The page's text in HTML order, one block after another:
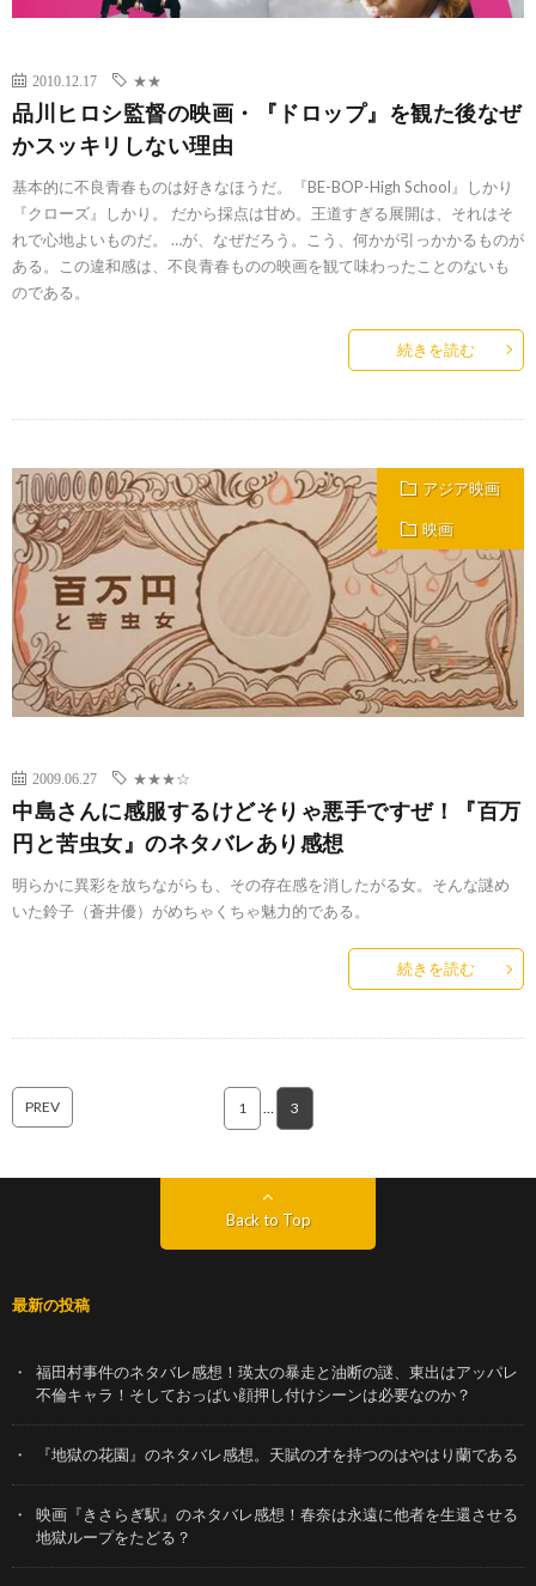
2010.12.17 ★★
品川ヒロシ監督の映画・『ドロップ』を観た後なぜ
かスッキリしない理由
基本的に不良青春ものは好きなほうだ。『BE-BOP-High School』しかり
『クローズ』しかり。 だから採点は甘め。王道すぎる展開は、それはそ
れで心地よいものだ。 …が、なぜだろう。こう、何かが引っかかるものが
ある。この違和感は、不良青春ものの映画を観て味わったことのないも
のである。
続きを読む
アジア映画
映画
2009.06.27 ★★★☆
中島さんに感服するけどそりゃ悪手ですぜ！『百万
円と苦虫女』のネタバレあり感想
明らかに異彩を放ちながらも、その存在感を消したがる女。そんな謎め
いた鈴子（蒼井優）がめちゃくちゃ魅力的である。
続きを読む
PREV 1 … 3
Back to Top
最新の投稿
福田村事件のネタバレ感想！瑛太の暴走と油断の謎、東出はアッパレ
不倫キャラ！そしておっぱい顔押し付けシーンは必要なのか？
『地獄の花園』のネタバレ感想。天賦の才を持つのはやはり蘭である
映画『きさらぎ駅』のネタバレ感想！春奈は永遠に他者を生還させる
地獄ループをたどる？